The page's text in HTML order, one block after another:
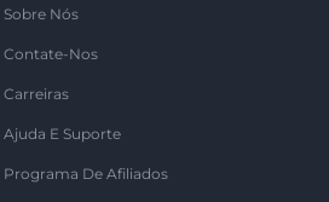
Sobre Nós
Contate-Nos
Carreiras
Ajuda E Suporte
Programa De Afiliados